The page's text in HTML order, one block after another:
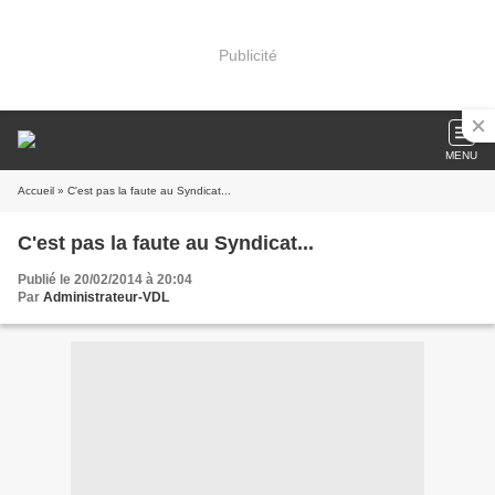
Publicité
MENU
Accueil » C'est pas la faute au Syndicat...
C'est pas la faute au Syndicat...
Publié le 20/02/2014 à 20:04
Par Administrateur-VDL